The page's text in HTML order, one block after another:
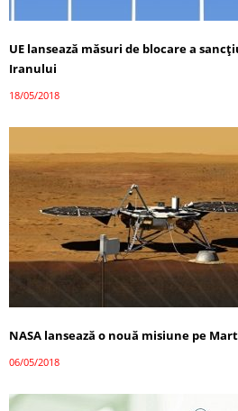
UE lansează măsuri de blocare a
Iranului
18/05/2018
NASA lansează o nouă misiune pe
06/05/2018